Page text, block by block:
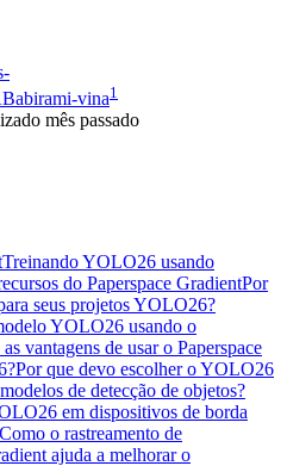
abirami-vina1
mês passado
Treinando YOLO26 usando
do Paperspace GradientPor
seus projetos YOLO26?
YOLO26 usando o
vantagens de usar o Paperspace
Por que devo escolher o YOLO26
de detecção de objetos?
em dispositivos de borda
Como o rastreamento de
ajuda a melhorar o